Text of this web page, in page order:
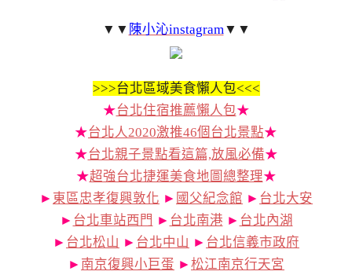
▼▼ 陳小沁instagram▼▼
>>>台北區域美食懶人包<<<
★台北住宿推薦懶人包★
★台北人2020激推46個台北景點★
★台北親子景點看這篇,放風必備★
★超強台北捷運美食地圖總整理★
► 東區忠孝復興敦化 ► 國父紀念館 ► 台北大安
► 台北車站西門 ► 台北南港 ► 台北內湖
► 台北松山 ► 台北中山 ► 台北信義市政府
► 南京復興小巨蛋 ► 松江南京行天宮